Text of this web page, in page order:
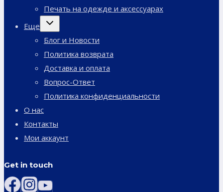
Печать на одежде и аксессуарах
Еще
Переключить
дочернее
Блог и Новости
Политика возврата
Доставка и оплата
Вопрос-Ответ
Политика конфиденциальности
О нас
Контакты
Мои аккаунт
Get in touch